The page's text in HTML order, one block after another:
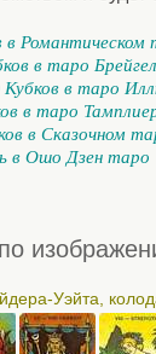
Романтическом
в таро
в таро
в таро
в Сказочном
в Ошо Дзен таро
Уэйта,